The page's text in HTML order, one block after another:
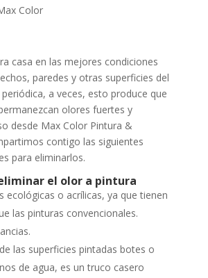
Color
casa en las mejores condiciones
paredes y otras superficies del
a veces, esto produce que
olores fuertes y
desde Max Color Pintura &
contigo las siguientes
para eliminarlos.
el olor a pintura
ecológicas o acrílicas, ya que tienen
las pinturas convencionales.
las superficies pintadas botes o
de agua, es un truco casero